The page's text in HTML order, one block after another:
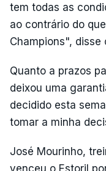
tem todas as
ao contrário do
Champions", disse
Quanto a prazos
deixou uma
decidido esta
tomar a minha
José Mourinho,
venceu o Estoril